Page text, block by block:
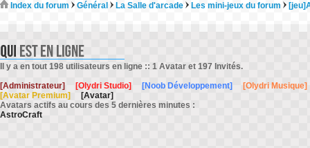
Index du forum Général La Salle d'arcade Les mini-jeux du forum
Il y a en tout 198 utilisateurs en ligne :: 1 Avatar et 197 Invités.
[Administrateur]
[Olydri Studio] [Noob Développement]
[Olydri Musique]
[Avatar Premium]
[Avatar]
Avatars actifs au cours des 5 dernières minutes :
AstroCraft